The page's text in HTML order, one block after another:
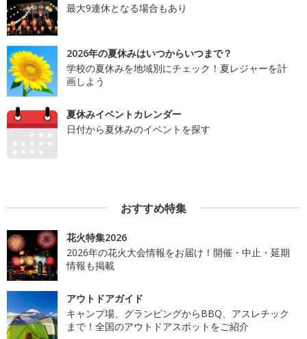
最大9連休となる場合もあり
2026年の夏休みはいつからいつまで？
学校の夏休みを地域別にチェック！夏レジャーを計
画しよう
夏休みイベントカレンダー
日付から夏休みのイベントを探す
おすすめ特集
花火特集2026
2026年の花火大会情報をお届け！開催・中止・延期
情報も掲載
アウトドアガイド
キャンプ場、グランピングからBBQ、アスレチック
まで！全国のアウトドアスポットをご紹介